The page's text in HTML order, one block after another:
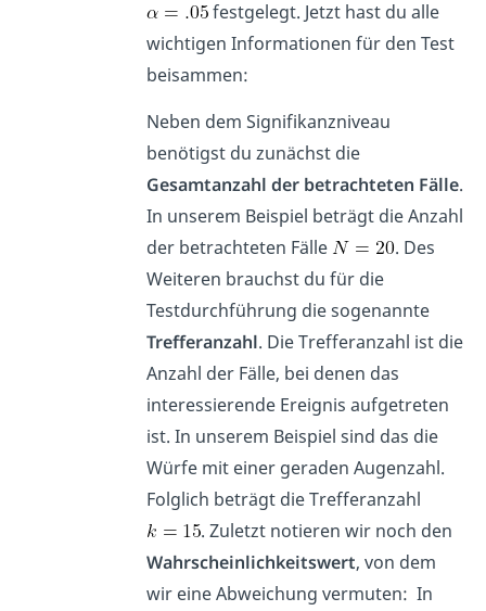
festgelegt. Jetzt hast du alle
wichtigen Informationen für den Test
beisammen:
Neben dem Signifikanzniveau
benötigst du zunächst die
Gesamtanzahl der betrachteten Fälle.
In unserem Beispiel beträgt die Anzahl
der betrachteten Fälle
. Des
Weiteren brauchst du für die
Testdurchführung die sogenannte
Trefferanzahl. Die Trefferanzahl ist die
Anzahl der Fälle, bei denen das
interessierende Ereignis aufgetreten
ist. In unserem Beispiel sind das die
Würfe mit einer geraden Augenzahl.
Folglich beträgt die Trefferanzahl
. Zuletzt notieren wir noch den
Wahrscheinlichkeitswert, von dem
wir eine Abweichung vermuten: In